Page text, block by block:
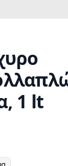
1 lt